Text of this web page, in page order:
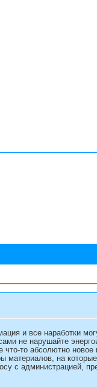
и все наработки
не нарушайте
что-то абсолютно
материалов, на
с администрацией,